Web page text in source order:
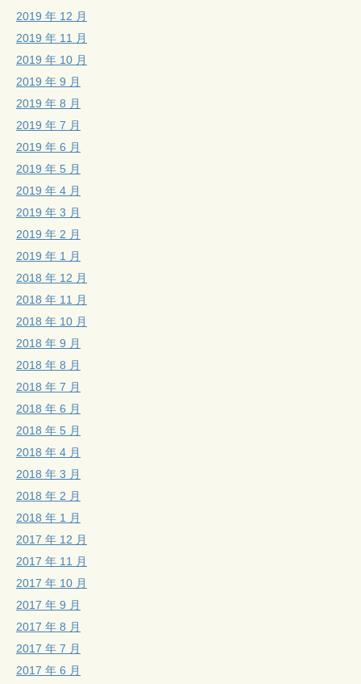
2019 年 12 月
2019 年 11 月
2019 年 10 月
2019 年 9 月
2019 年 8 月
2019 年 7 月
2019 年 6 月
2019 年 5 月
2019 年 4 月
2019 年 3 月
2019 年 2 月
2019 年 1 月
2018 年 12 月
2018 年 11 月
2018 年 10 月
2018 年 9 月
2018 年 8 月
2018 年 7 月
2018 年 6 月
2018 年 5 月
2018 年 4 月
2018 年 3 月
2018 年 2 月
2018 年 1 月
2017 年 12 月
2017 年 11 月
2017 年 10 月
2017 年 9 月
2017 年 8 月
2017 年 7 月
2017 年 6 月